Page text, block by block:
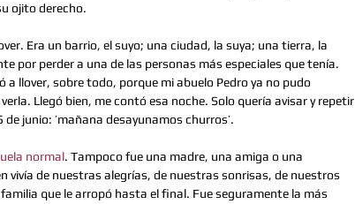
ojito derecho.
Era un barrio, el suyo; una ciudad, la suya; una tierra, la
por perder a una de las personas más especiales que tenía.
a llover, sobre todo, porque mi abuelo Pedro ya no pudo
Llegó bien, me contó esa noche. Solo quería avisar y repetir
junio: ’mañana desayunamos churros’.
normal. Tampoco fue una madre, una amiga o una
vivía de nuestras alegrías, de nuestras sonrisas, de nuestros
que le arropó hasta el final. Fue seguramente la más